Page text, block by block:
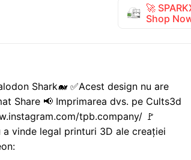
🚀
Shop
Shark🐋 ✅Acest design nu are
Share 📢 Imprimarea dvs. pe Cults3d
tpb.company/ 🚩
a vinde legal printuri 3D ale creației